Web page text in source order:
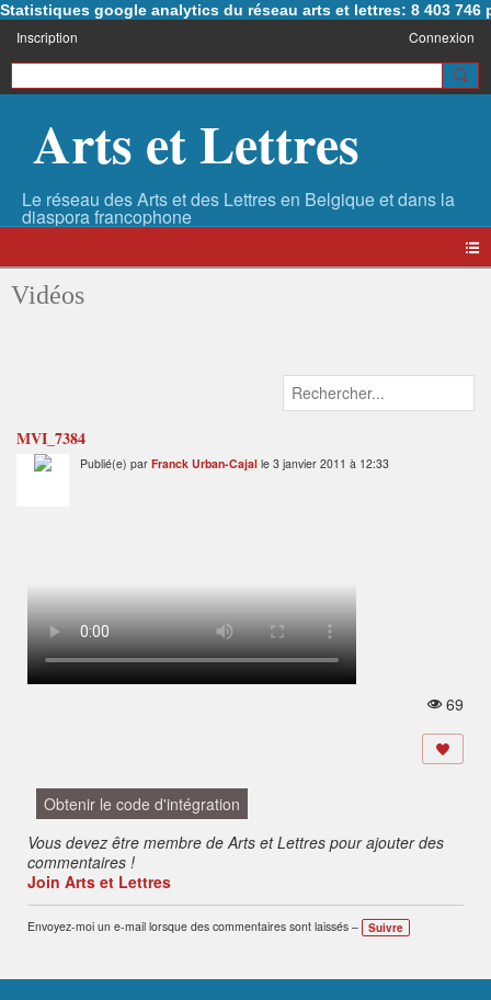
Statistiques google analytics du réseau arts et lettres: 8 403 746
Inscription Connexion
Arts et Lettres
Vidéos
MVI_7384
Publié(e) par Franck Urban-Cajal le 3 janvier 2011 à 12:33
u
s:
69
Obtenir le code d'intégration
Vous devez être membre de Arts et Lettres pour ajouter des
commentaires !
Join Arts et Lettres
Envoyez-moi un e-mail lorsque des commentaires sont laissés – Suivre